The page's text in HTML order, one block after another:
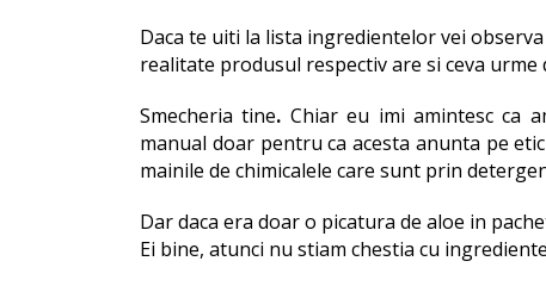
Daca te uiti la lista ingredientelor vei
realitate produsul respectiv are si ceva
Smecheria tine. Chiar eu imi amintesc ca
manual doar pentru ca acesta anunta pe
mainile de chimicalele care sunt prin
Dar daca era doar o picatura de aloe in
Ei bine, atunci nu stiam chestia cu